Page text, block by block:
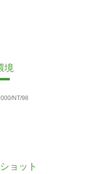
境
NT/98
ョット